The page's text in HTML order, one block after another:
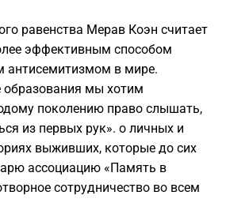
равенства Мерав Коэн считает
эффективным способом
антисемитизмом в мире.
образования мы хотим
поколению право слышать,
из первых рук». о личных и
выживших, которые до сих
ассоциацию «Память в
сотрудничество во всем